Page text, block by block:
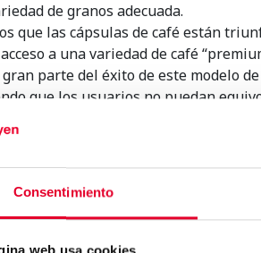
Consentimiento
de granos adecuada.
que las cápsulas de café están
a una variedad de café
parte del éxito de este modelo
que los usuarios no puedan
café excelente en tu sitio de
para preparar café profesional.